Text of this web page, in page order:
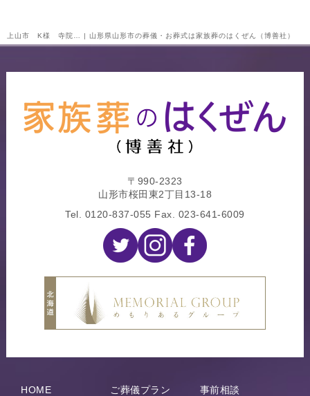
上山市 K様 寺院… | 山形県山形市の葬儀・お葬式は家族葬のはくぜん（博善社）
〒990-2323
山形市桜田東2丁目13-18
Tel. 0120-837-055 Fax. 023-641-6009
HOME ご葬儀プラン 事前相談